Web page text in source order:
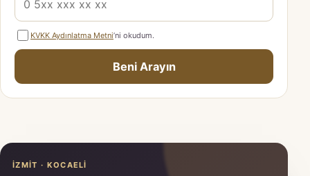
KVKK Aydınlatma Metni’ni okudum.
Beni Arayın
İZMIT · KOCAELI